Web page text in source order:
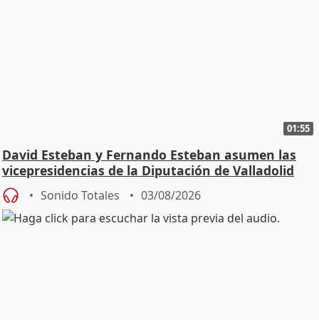
01:55
David Esteban y Fernando Esteban asumen las
vicepresidencias de la Diputación de Valladolid
Sonido Totales 03/08/2026